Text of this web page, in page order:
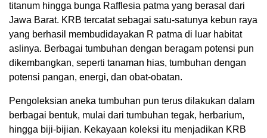
titanum hingga bunga Rafflesia patma yang berasal dari
Jawa Barat. KRB tercatat sebagai satu-satunya kebun raya
yang berhasil membudidayakan R patma di luar habitat
aslinya. Berbagai tumbuhan dengan beragam potensi pun
dikembangkan, seperti tanaman hias, tumbuhan dengan
potensi pangan, energi, dan obat-obatan.
Pengoleksian aneka tumbuhan pun terus dilakukan dalam
berbagai bentuk, mulai dari tumbuhan tegak, herbarium,
hingga biji-bijian. Kekayaan koleksi itu menjadikan KRB